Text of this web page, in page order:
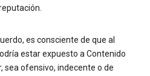
es consciente de que al
estar expuesto a Contenido
sea ofensivo, indecente o de